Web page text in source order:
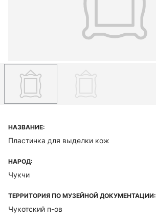
НАЗВАНИЕ:
Пластинка для выделки кож
НАРОД:
Чукчи
ТЕРРИТОРИЯ ПО МУЗЕЙНОЙ ДОКУМЕНТАЦИИ:
Чукотский п-ов